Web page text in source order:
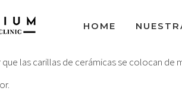
HOME
que las carillas de cerámicas se colocan